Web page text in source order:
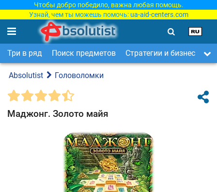
Чтобы добро победило, важна любая помощь.
Узнай, чем ты можешь помочь: ua-aid-centers.com
Три в ряд Поиск предметов Стратегии и бизнес
Absolutist Головоломки
Маджонг. Золото майя